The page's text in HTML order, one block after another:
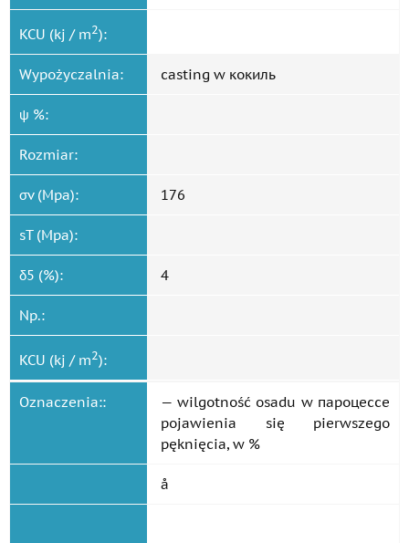
KCU (kj / m2):
Wypożyczalnia: casting w кокиль
ψ %:
Rozmiar:
σv (Mpa): 176
sT (Mpa):
δ5 (%): 4
Np.:
KCU (kj / m2):
Oznaczenia::
— wilgotność osadu w пароцессе
pojawienia się pierwszego
pęknięcia, w %
å